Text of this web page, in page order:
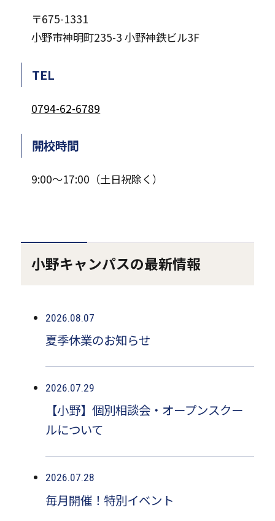
〒675-1331
小野市神明町235-3 小野神鉄ビル3F
TEL
0794-62-6789
開校時間
9:00～17:00（土日祝除く）
小野キャンパスの最新情報
2026.08.07
夏季休業のお知らせ
2026.07.29
【小野】個別相談会・オープンスクー
ルについて
2026.07.28
毎月開催！特別イベント